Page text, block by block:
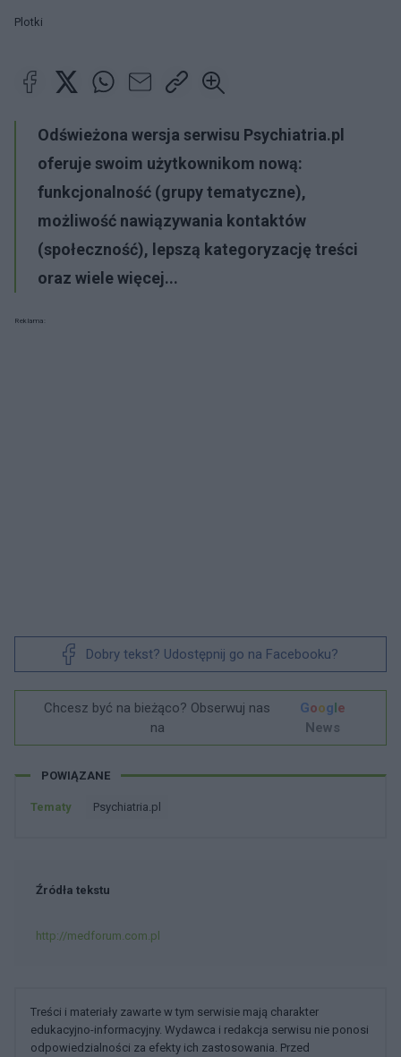
Plotki
Odświeżona wersja serwisu Psychiatria.pl
oferuje swoim użytkownikom nową:
funkcjonalność (grupy tematyczne),
możliwość nawiązywania kontaktów
(społeczność), lepszą kategoryzację treści
oraz wiele więcej...
Reklama:
Dobry tekst? Udostępnij go na Facebooku?
Chcesz być na bieżąco? Obserwuj nas
na
Google
News
POWIĄZANE
Tematy Psychiatria.pl
Źródła tekstu
http://medforum.com.pl
Treści i materiały zawarte w tym serwisie mają charakter
edukacyjno-informacyjny. Wydawca i redakcja serwisu nie ponosi
odpowiedzialności za efekty ich zastosowania. Przed